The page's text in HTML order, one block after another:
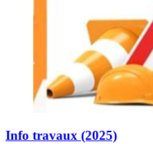
Info travaux (2025)